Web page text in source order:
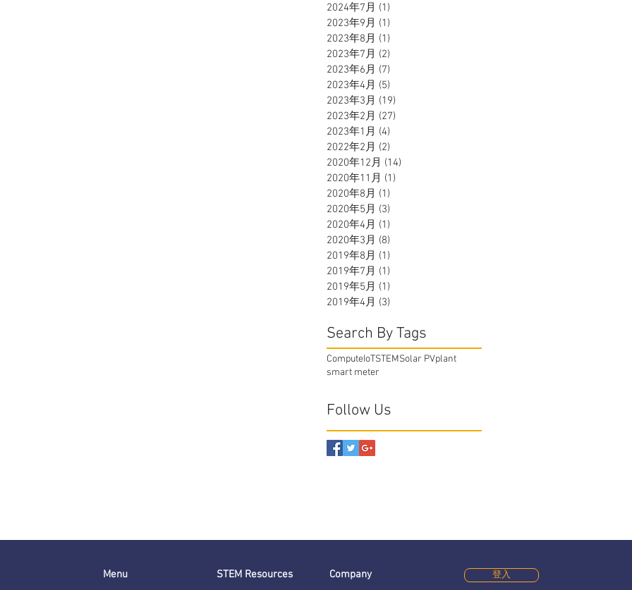
2024年7月 (1)
2023年9月 (1)
2023年8月 (1)
2023年7月 (2)
2023年6月 (7)
2023年4月 (5)
2023年3月 (19)
2023年2月 (27)
2023年1月 (4)
2022年2月 (2)
2020年12月 (14)
2020年11月 (1)
2020年8月 (1)
2020年5月 (3)
2020年4月 (1)
2020年3月 (8)
2019年8月 (1)
2019年7月 (1)
2019年5月 (1)
2019年4月 (3)
Search By Tags
ComputeIoTSTEMSolar PVplant
smart meter
Follow Us
Menu STEM Resources Company 登入